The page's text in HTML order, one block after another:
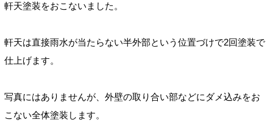
軒天塗装をおこないました。
軒天は直接雨水が当たらない半外部という位置づけで2回塗装で
仕上げます。
写真にはありませんが、外壁の取り合い部などにダメ込みをお
こない全体塗装します。